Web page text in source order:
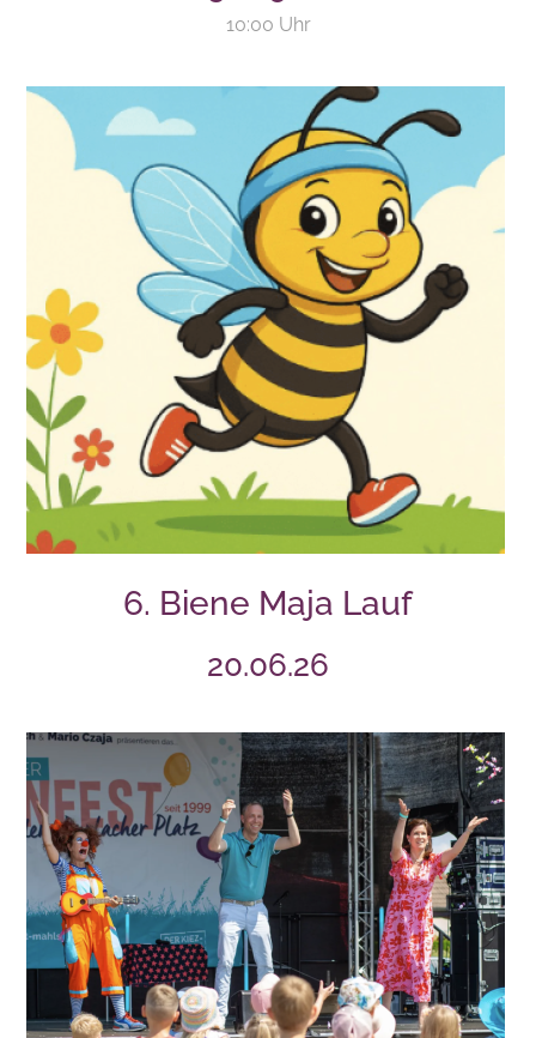
10:00 Uhr
6. Biene Maja Lauf
20.06.26